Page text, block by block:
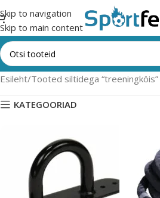
Skip to navigation
Skip to main content
Esileht Tooted siltidega “treeningköis”
KATEGOORIAD